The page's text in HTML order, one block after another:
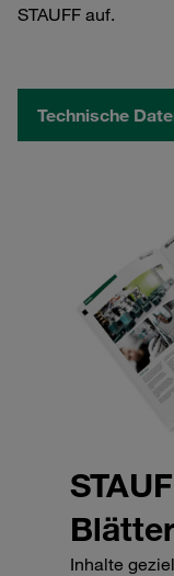
STAUFF auf.
Technische
Inhalte